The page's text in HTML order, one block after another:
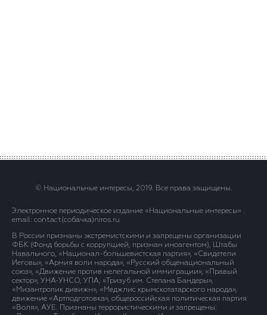
© Национальные интересы, 2019. Все права защищены.
Электронное периодическое издание «Национальные интересы» .
email: contact(сoбaчка)niros.ru
В России признаны экстремистскими и запрещены организации
ФБК (Фонд борьбы с коррупцией, признан иноагентом), Штабы
Навального, «Национал-большевистская партия», «Свидетели
Иеговы», «Армия воли народа», «Русский общенациональный
союз», «Движение против нелегальной иммиграции», «Правый
сектор», УНА-УНСО, УПА, «Тризуб им. Степана Бандеры»,
«Мизантропик дивижн», «Меджлис крымскотатарского народа»,
движение «Артподготовка», общероссийская политическая партия
«Воля», АУЕ. Признаны террористическими и запрещены: